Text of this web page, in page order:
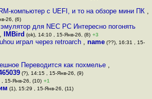
компьютер с UEFI, и то на обзоре мини ПК ,
26, (6)
для NEC PC Интересно погонять
, IMBird (ok), 14:10 , 15-Янв-26, (8) +3
играл через retroarch , name(??), 16:31 , 15-
Переводится как похмелье ,
(?), 14:15 , 15-Янв-26, (9)
, 15-Янв-26, (10) +1
(1), 15:29 , 15-Янв-26, (11)